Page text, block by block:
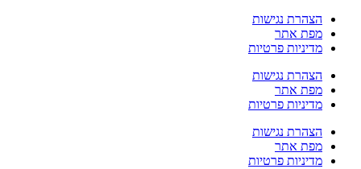
הצהרת נגישות
מפת אתר
מדיניות פרטיות
הצהרת נגישות
מפת אתר
מדיניות פרטיות
הצהרת נגישות
מפת אתר
מדיניות פרטיות